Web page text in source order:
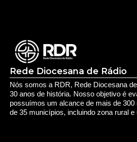
Rede Diocesana de Rádio
Nós somos a RDR, Rede Diocesana
30 anos de história. Nosso objetivo é
possuímos um alcance de mais de
de 35 municípios, incluindo zona rural e